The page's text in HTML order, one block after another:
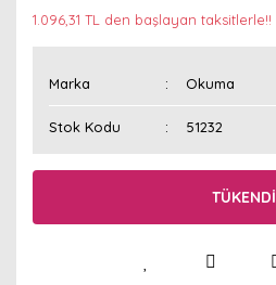
1.096,31 TL den başlayan taksitlerle!!
Marka Okuma
Stok Kodu 51232
TÜKENDİ